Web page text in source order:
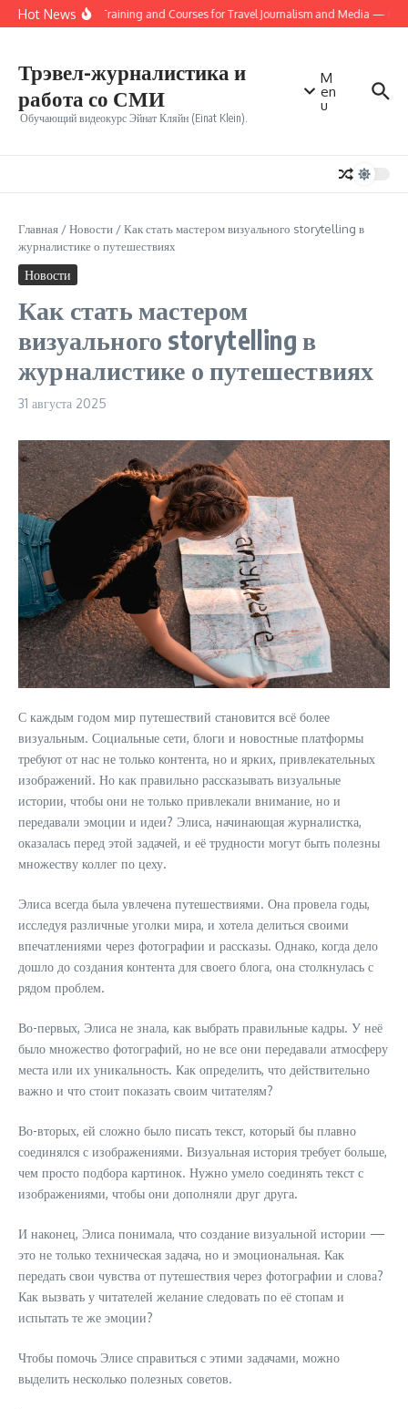
Перейти к содержанию
Hot NewsOnline Training and Courses for Travel Journalism and Media —
Трэвел-журналистика и
работа со СМИ
Обучающий видеокурс Эйнат Кляйн (Einat Klein).
M
en
u
Главная /Новости /Как стать мастером визуального storytelling в
журналистике о путешествиях
Новости
Как стать мастером
визуального storytelling в
журналистике о путешествиях
31 августа 2025
С каждым годом мир путешествий становится всё более
визуальным. Социальные сети, блоги и новостные платформы
требуют от нас не только контента, но и ярких, привлекательных
изображений. Но как правильно рассказывать визуальные
истории, чтобы они не только привлекали внимание, но и
передавали эмоции и идеи? Элиса, начинающая журналистка,
оказалась перед этой задачей, и её трудности могут быть полезны
множеству коллег по цеху.
Элиса всегда была увлечена путешествиями. Она провела годы,
исследуя различные уголки мира, и хотела делиться своими
впечатлениями через фотографии и рассказы. Однако, когда дело
дошло до создания контента для своего блога, она столкнулась с
рядом проблем.
Во-первых, Элиса не знала, как выбрать правильные кадры. У неё
было множество фотографий, но не все они передавали атмосферу
места или их уникальность. Как определить, что действительно
важно и что стоит показать своим читателям?
Во-вторых, ей сложно было писать текст, который бы плавно
соединялся с изображениями. Визуальная история требует больше,
чем просто подбора картинок. Нужно умело соединять текст с
изображениями, чтобы они дополняли друг друга.
И наконец, Элиса понимала, что создание визуальной истории —
это не только техническая задача, но и эмоциональная. Как
передать свои чувства от путешествия через фотографии и слова?
Как вызвать у читателей желание следовать по её стопам и
испытать те же эмоции?
Чтобы помочь Элисе справиться с этими задачами, можно
выделить несколько полезных советов.